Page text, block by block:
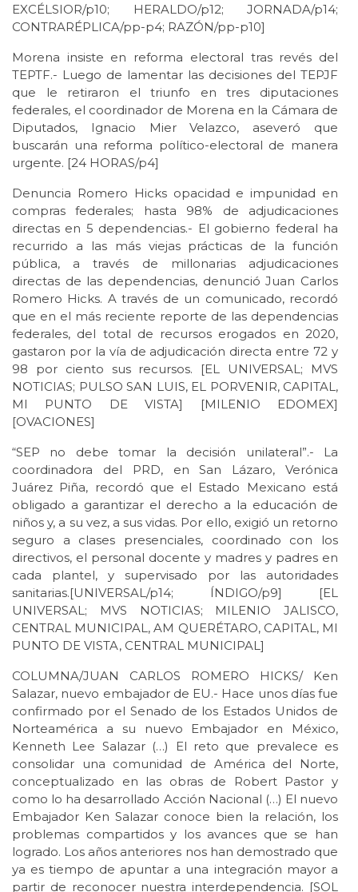
EXCÉLSIOR/p10; HERALDO/p12; JORNADA/p14;
CONTRARÉPLICA/pp-p4; RAZÓN/pp-p10]
Morena insiste en reforma electoral tras revés del
TEPTF.- Luego de lamentar las decisiones del TEPJF
que le retiraron el triunfo en tres diputaciones
federales, el coordinador de Morena en la Cámara de
Diputados, Ignacio Mier Velazco, aseveró que
buscarán una reforma político-electoral de manera
urgente. [24 HORAS/p4]
Denuncia Romero Hicks opacidad e impunidad en
compras federales; hasta 98% de adjudicaciones
directas en 5 dependencias.- El gobierno federal ha
recurrido a las más viejas prácticas de la función
pública, a través de millonarias adjudicaciones
directas de las dependencias, denunció Juan Carlos
Romero Hicks. A través de un comunicado, recordó
que en el más reciente reporte de las dependencias
federales, del total de recursos erogados en 2020,
gastaron por la vía de adjudicación directa entre 72 y
98 por ciento sus recursos. [EL UNIVERSAL; MVS
NOTICIAS; PULSO SAN LUIS, EL PORVENIR, CAPITAL,
MI PUNTO DE VISTA] [MILENIO EDOMEX]
[OVACIONES]
“SEP no debe tomar la decisión unilateral”.- La
coordinadora del PRD, en San Lázaro, Verónica
Juárez Piña, recordó que el Estado Mexicano está
obligado a garantizar el derecho a la educación de
niños y, a su vez, a sus vidas. Por ello, exigió un retorno
seguro a clases presenciales, coordinado con los
directivos, el personal docente y madres y padres en
cada plantel, y supervisado por las autoridades
sanitarias.[UNIVERSAL/p14; ÍNDIGO/p9] [EL
UNIVERSAL; MVS NOTICIAS; MILENIO JALISCO,
CENTRAL MUNICIPAL, AM QUERÉTARO, CAPITAL, MI
PUNTO DE VISTA, CENTRAL MUNICIPAL]
COLUMNA/JUAN CARLOS ROMERO HICKS/ Ken
Salazar, nuevo embajador de EU.- Hace unos días fue
confirmado por el Senado de los Estados Unidos de
Norteamérica a su nuevo Embajador en México,
Kenneth Lee Salazar (…) El reto que prevalece es
consolidar una comunidad de América del Norte,
conceptualizado en las obras de Robert Pastor y
como lo ha desarrollado Acción Nacional (…) El nuevo
Embajador Ken Salazar conoce bien la relación, los
problemas compartidos y los avances que se han
logrado. Los años anteriores nos han demostrado que
ya es tiempo de apuntar a una integración mayor a
partir de reconocer nuestra interdependencia. [SOL